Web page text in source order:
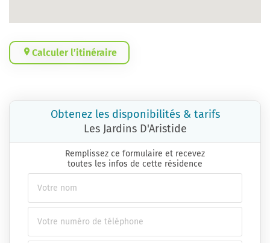
Calculer l’itinéraire
Obtenez les disponibilités & tarifs
Les Jardins D'Aristide
Remplissez ce formulaire et recevez
toutes les infos de cette résidence